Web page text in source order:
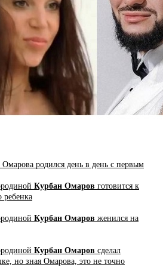
Омарова родился день в день с первым
Курбан Омаров готовится к
ребенка
Курбан Омаров женился на
Курбан Омаров сделал
но зная Омарова, это не точно